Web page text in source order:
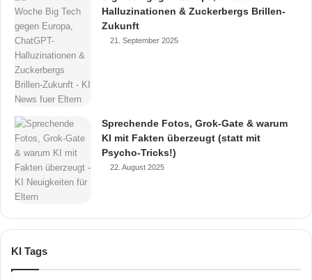
Halluzinationen & Zuckerbergs Brillen-
Zukunft
21. September 2025
Sprechende Fotos, Grok-Gate & warum
KI mit Fakten überzeugt (statt mit
Psycho-Tricks!)
22. August 2025
KI Tags